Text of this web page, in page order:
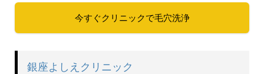
今すぐクリニックで毛穴洗浄
銀座よしえクリニック